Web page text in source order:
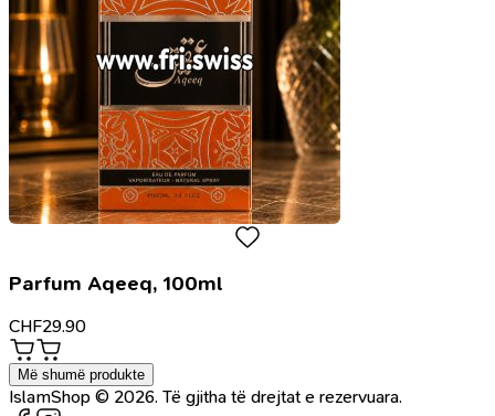
Parfum Aqeeq, 100ml
CHF29.90
Më shumë produkte
IslamShop © 2026. Të gjitha të drejtat e rezervuara.